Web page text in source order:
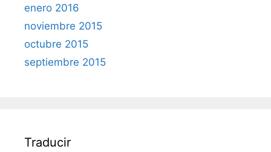
enero 2016
noviembre 2015
octubre 2015
septiembre 2015
Traducir